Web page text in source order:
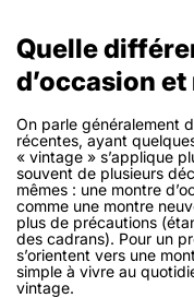
Quelle
d’occasion
On parle généralement
récentes, ayant
« vintage » s’applique
souvent de plusieurs
mêmes : une montre
comme une montre
plus de précautions
des cadrans). Pour un
s’orientent vers une
simple à vivre au
vintage.